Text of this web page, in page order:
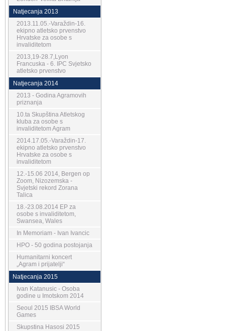
Natjecanja 2013
2013.11.05.-Varaždin-16.
ekipno atletsko prvenstvo
Hrvatske za osobe s
invaliditetom
2013,19-28.7,Lyon
Francuska - 6. IPC Svjetsko
atletsko prvenstvo
Natjecanja 2014
2013 - Godina Agramovih
priznanja
10.ta Skupština Atletskog
kluba za osobe s
invaliditetom Agram
2014.17.05.-Varaždin-17.
ekipno atletsko prvenstvo
Hrvatske za osobe s
invaliditetom
12.-15.06 2014, Bergen op
Zoom, Nizozemska -
Svjetski rekord Zorana
Talica
18.-23.08.2014 EP za
osobe s invaliditetom,
Swansea, Wales
In Memoriam - Ivan Ivancic
HPO - 50 godina postojanja
Humanitarni koncert
„Agram i prijatelji“
Natjecanja 2015
Ivan Katanusic - Osoba
godine u Imotskom 2014
Seoul 2015 IBSA World
Games
Skupstina Hasosi 2015